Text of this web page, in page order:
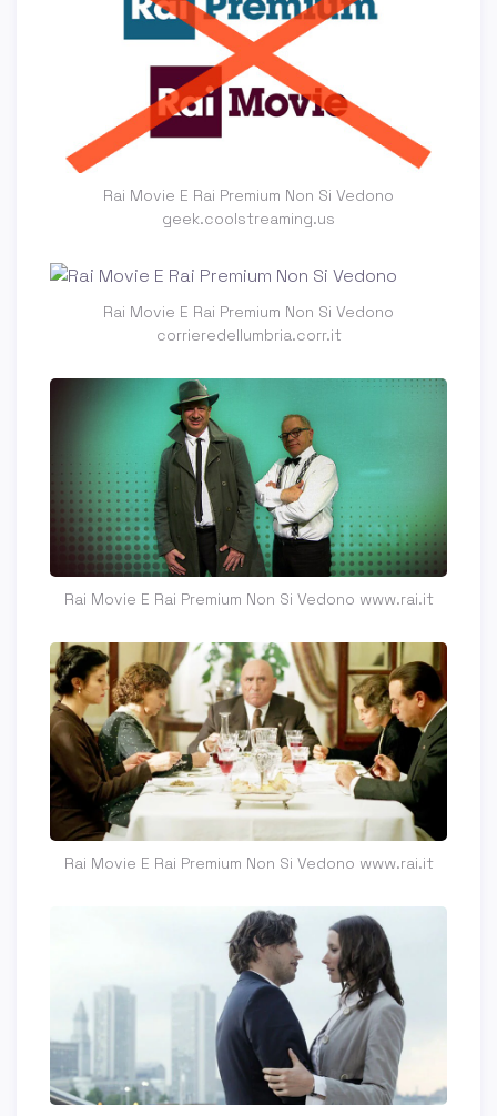
Rai Movie E Rai Premium Non Si Vedono
geek.coolstreaming.us
Rai Movie E Rai Premium Non Si Vedono
corrieredellumbria.corr.it
Rai Movie E Rai Premium Non Si Vedono www.rai.it
Rai Movie E Rai Premium Non Si Vedono www.rai.it